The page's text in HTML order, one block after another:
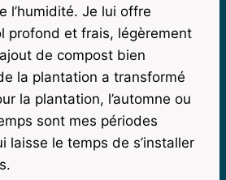
l’humidité. Je lui offre
profond et frais, légèrement
de compost bien
la plantation a transformé
la plantation, l’automne ou
sont mes périodes
laisse le temps de s’installer